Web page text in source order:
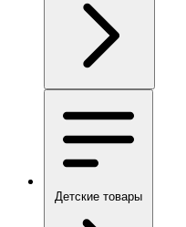
Детские товары